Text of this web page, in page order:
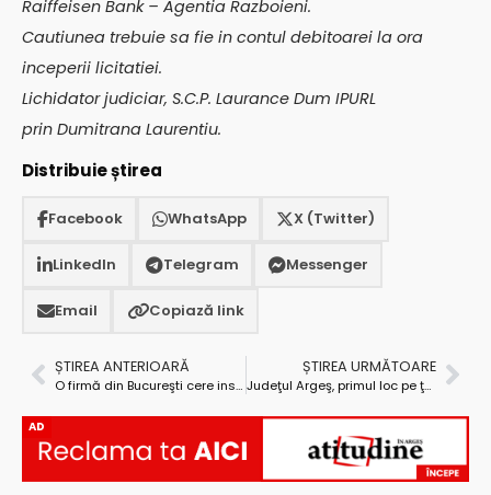
Raiffeisen Bank – Agentia Razboieni.
Cautiunea trebuie sa fie in contul debitoarei la ora
inceperii licitatiei.
Lichidator judiciar, S.C.P. Laurance Dum IPURL
prin Dumitrana Laurentiu.
Distribuie știrea
Facebook WhatsApp X (Twitter)
LinkedIn Telegram Messenger
Email Copiază link
ȘTIREA ANTERIOARĂ
O firmă din Bucureşti cere insolvenţa lui Tef Grup 2000, firmă aparţinând omului de afaceri piteştean Florea Tolea
ȘTIREA URMĂTOARE
Judeţul Argeş, primul loc pe ţară la depunerea declaraţiilor on-line la Finanţe
AD